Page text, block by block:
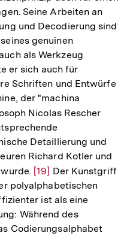
Seine Arbeiten an
und Decodierung sind
genuinen
als Werkzeug
er sich auch für
Schriften und Entwürfe
der "machina
Nicolas Rescher
Detaillierung und
Richard Kotler und
Zur
Auflösung
der
Fußnote
[19] Der Kunstgriff
polyalphabetischen
ist als eine
Während des
Codierungsalphabet